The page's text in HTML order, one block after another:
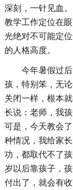
深刻，一针见血
教学工作定位在
光绝对不可能定
的人格高度。
今年暑假过
孩，特别笨，无
关闭一样，根本
长说：老师，我
可是，今天教会
种情况，我给家
功，都取代不了
岁以后靠孩子，
付出了，就会有